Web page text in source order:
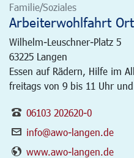
Familie/Soziales
Arbeiterwohlfahrt
Wilhelm-Leuschner-Platz 5
63225 Langen
Essen auf Rädern, Hilfe im
freitags von 9 bis 11 Uhr
06103 202620-0
info@awo-langen.de
www.awo-langen.de